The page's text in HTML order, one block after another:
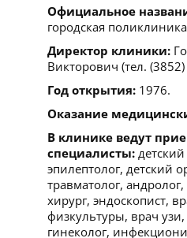
Официальное
городская
Директор клиники:
Викторович (тел.
Год открытия: 1976.
Оказание
В клинике ведут
специалисты:
эпилептолог, детский
травматолог,
хирург, эндоскопист,
физкультуры, врач узи,
гинеколог,